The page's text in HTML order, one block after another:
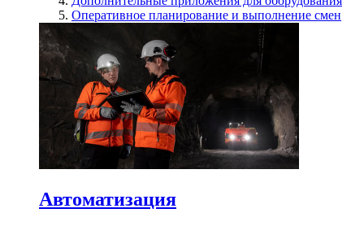
Оперативное планирование и выполнение смен
Автоматизация